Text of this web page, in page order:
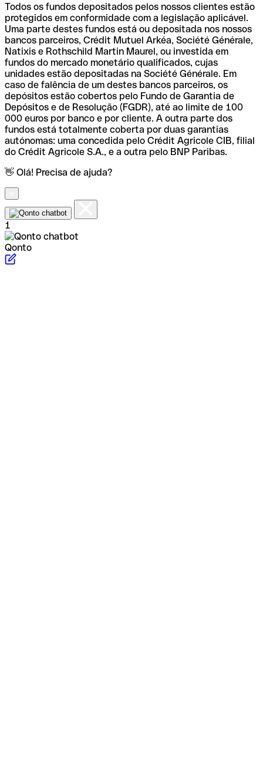
Todos os fundos depositados pelos nossos clientes estão
protegidos em conformidade com a legislação aplicável.
Uma parte destes fundos está ou depositada nos nossos
bancos parceiros, Crédit Mutuel Arkéa, Société Générale,
Natixis e Rothschild Martin Maurel, ou investida em
fundos do mercado monetário qualificados, cujas
unidades estão depositadas na Société Générale. Em
caso de falência de um destes bancos parceiros, os
depósitos estão cobertos pelo Fundo de Garantia de
Depósitos e de Resolução (FGDR), até ao limite de 100
000 euros por banco e por cliente. A outra parte dos
fundos está totalmente coberta por duas garantias
autónomas: uma concedida pelo Crédit Agricole CIB, filial
do Crédit Agricole S.A., e a outra pelo BNP Paribas.
👋 Olá! Precisa de ajuda?
1
Qonto